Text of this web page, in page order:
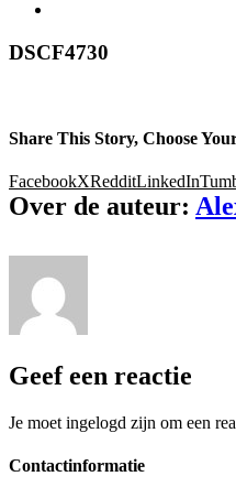
DSCF4730
Share This Story, Choose
FacebookXRedditLinkedIn
Over de auteur:
Geef een reactie
Je moet ingelogd zijn om een
Contactinformatie